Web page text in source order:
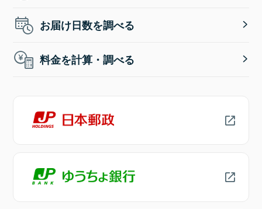
お届け日数を調べる
料金を計算・調べる